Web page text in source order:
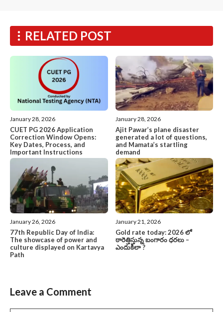
RELATED POST
January 28, 2026
CUET PG 2026 Application
Correction Window Opens:
Key Dates, Process, and
Important Instructions
January 28, 2026
Ajit Pawar’s plane disaster
generated a lot of questions,
and Mamata’s startling
demand
January 26, 2026
77th Republic Day of India:
The showcase of power and
culture displayed on Kartavya
Path
January 21, 2026
Gold rate today: 2026 లో
ఠారెత్తిస్తున్న బంగారం ధరలు –
ఎందుకిలా ?
Leave a Comment